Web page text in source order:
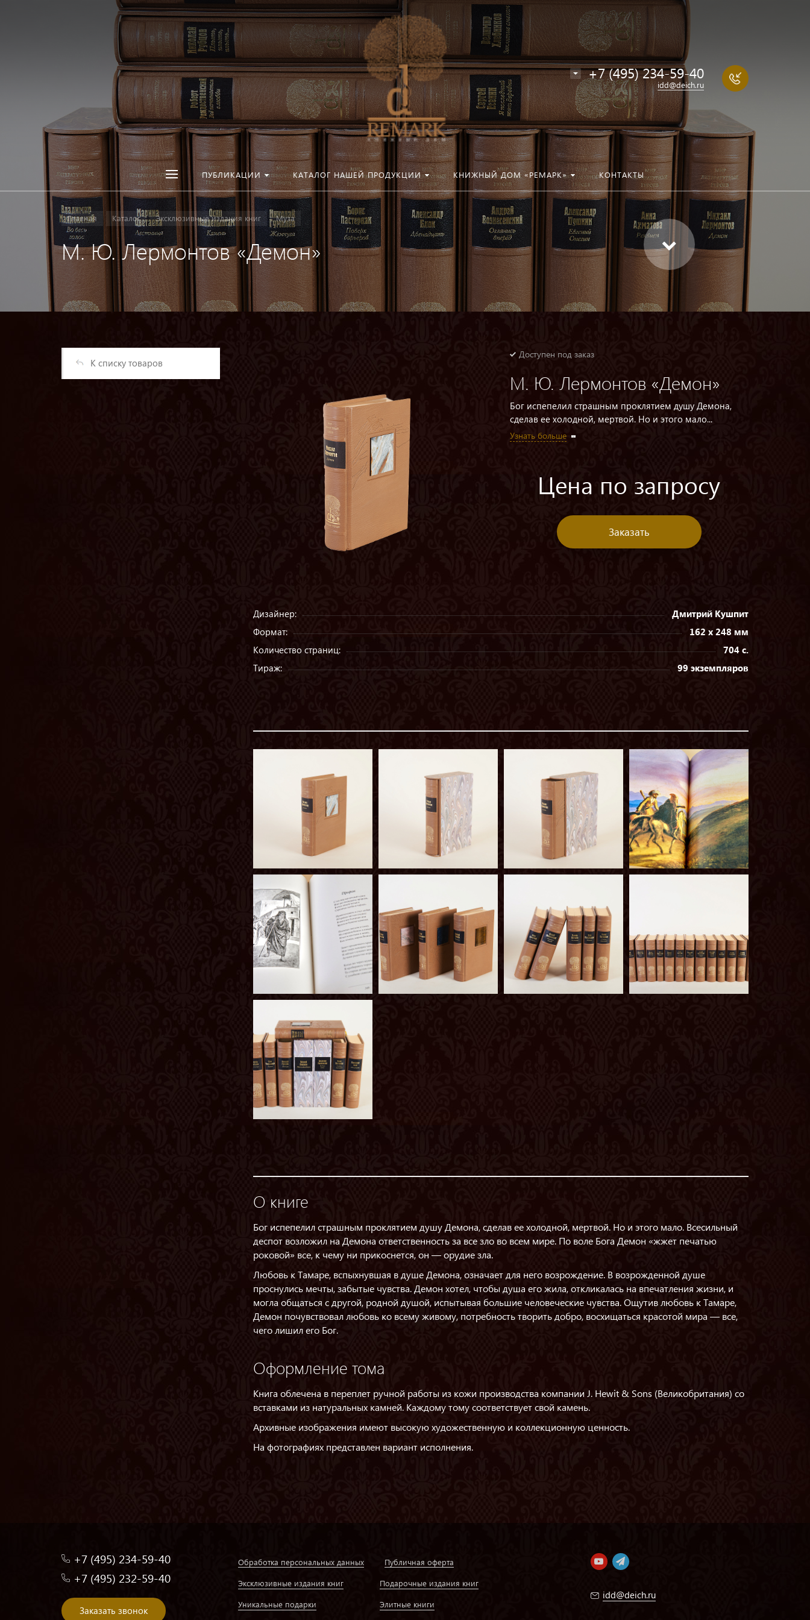
+7 (495) 234-59-40
idd@deich.ru
ПУБЛИКАЦИИ КАТАЛОГ НАШЕЙ ПРОДУКЦИИ КНИЖНЫЙ ДОМ «РЕМАРК» КОНТАКТЫ
Главная Каталог Эксклюзивные издания книг Муза
М. Ю. Лермонтов «Демон»
К списку товаров
Доступен под заказ
М. Ю. Лермонтов «Демон»
Бог испепелил страшным проклятием душу Демона,
сделав ее холодной, мертвой. Но и этого мало...
Узнать больше
Цена по запросу
Заказать
Дизайнер:
Дмитрий Кушпит
Формат:
162 х 248 мм
Количество страниц:
704 с.
Тираж:
99 экземпляров
О книге
Бог испепелил страшным проклятием душу Демона, сделав ее холодной, мертвой. Но и этого мало. Всесильный
деспот возложил на Демона ответственность за все зло во всем мире. По воле Бога Демон «жжет печатью
роковой» все, к чему ни прикоснется, он — орудие зла.
Любовь к Тамаре, вспыхнувшая в душе Демона, означает для него возрождение. В возрожденной душе
проснулись мечты, забытые чувства. Демон хотел, чтобы душа его жила, откликалась на впечатления жизни, и
могла общаться с другой, родной душой, испытывая большие человеческие чувства. Ощутив любовь к Тамаре,
Демон почувствовал любовь ко всему живому, потребность творить добро, восхищаться красотой мира — все,
чего лишил его Бог.
Оформление тома
Книга облечена в переплет ручной работы из кожи производства компании J. Hewit & Sons (Великобритания) со
вставками из натуральных камней. Каждому тому соответствует свой камень.
Архивные изображения имеют высокую художественную и коллекционную ценность.
На фотографиях представлен вариант исполнения.
+7 (495) 234-59-40
+7 (495) 232-59-40
Заказать звонок
Обработка персональных данных Публичная оферта
Эксклюзивные издания книг
Уникальные подарки
Подарочные издания книг
Элитные книги
idd@deich.ru